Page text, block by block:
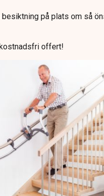
på plats om så
offert!